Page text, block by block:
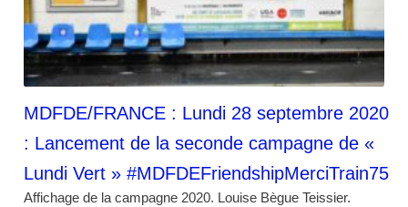
MDFDE/FRANCE : Lundi 28 septembre 2020
: Lancement de la seconde campagne de «
Lundi Vert » #MDFDEFriendshipMerciTrain75
Affichage de la campagne 2020. Louise Bègue Teissier.